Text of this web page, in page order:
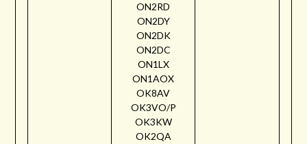
ON2RD
ON2DY
ON2DK
ON2DC
ON1LX
ON1AOX
OK8AV
OK3VO/P
OK3KW
OK2QA